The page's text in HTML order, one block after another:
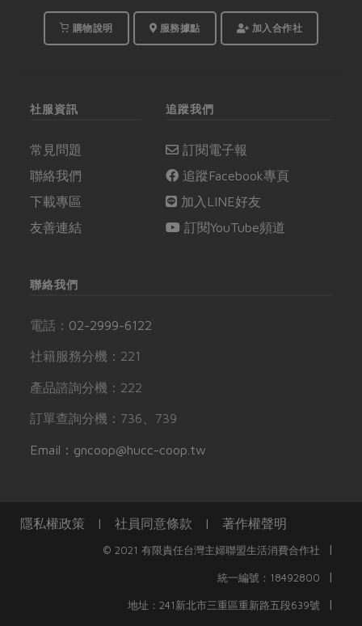
購物說明 服務據點 加入合作社
社服資訊
常見問題
聯絡我們
下載專區
友善連結
追蹤我們
訂閱電子報
追蹤Facebook專頁
加入LINE好友
訂閱YouTube頻道
聯絡我們
電話： 02-2999-6122
社籍服務分機：221
產品諮詢分機：222
訂單查詢分機：736、739
Email：gncoop@hucc-coop.tw
隱私權政策 | 社員同意條款 | 著作權聲明
© 2021 有限責任台灣主婦聯盟生活消費合作社 |
統一編號：18492800 |
地址：241新北市三重區重新路五段639號
|